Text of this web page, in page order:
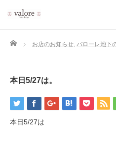
Home お店のお知らせ, バローレ池下
本日5/27は。
本日5/27は